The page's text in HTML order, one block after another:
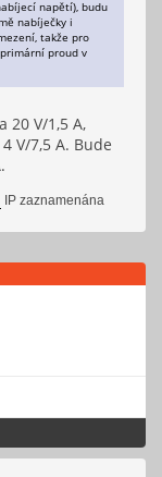
napětí), budu
nabíječky i
takže pro
proud v
20 V/1,5 A,
V/7,5 A. Bude
IP zaznamenána